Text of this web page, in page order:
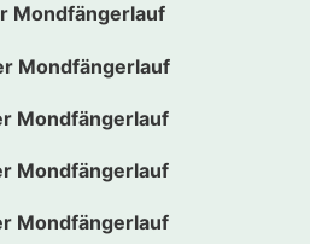
Mondfängerlauf
Mondfängerlauf
Mondfängerlauf
Mondfängerlauf
Mondfängerlauf